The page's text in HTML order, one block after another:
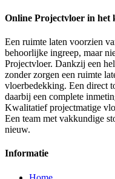
Online Projectvloer in het
Een ruimte laten voorzien
behoorlijke ingreep, maar
Projectvloer. Dankzij een
zonder zorgen een ruimte
vloerbedekking. Een direct
daarbij een complete
Kwalitatief projectmatige
Een team met vakkundige
nieuw.
Informatie